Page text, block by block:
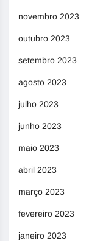
novembro 2023
outubro 2023
setembro 2023
agosto 2023
julho 2023
junho 2023
maio 2023
abril 2023
março 2023
fevereiro 2023
janeiro 2023